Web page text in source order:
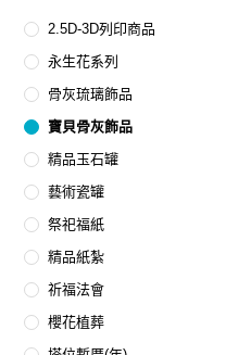
2.5D-3D列印商品
永生花系列
骨灰琉璃飾品
寶貝骨灰飾品
精品玉石罐
藝術瓷罐
祭祀福紙
精品紙紮
祈福法會
櫻花植葬